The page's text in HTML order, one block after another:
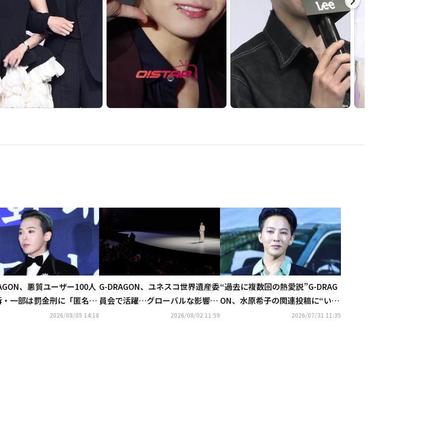
、悪質ユーザー100人
一部は罰金刑に「匿名ア
も処罰の可能性」2026/08/05 14:18
G-DRAGON、ユネスコ世界遺産委
員会で活躍…グローバルな影響力
2026/08/02 11:59
“過去に複数回の熱愛説”G-DRAG
ON、水原希子の関連投稿に“いい
ね”…ファンの注目集まる2026/07/31 11:35